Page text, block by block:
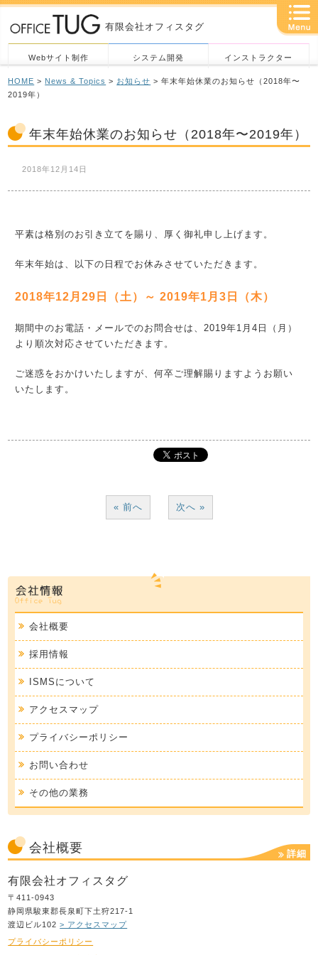
有限会社オフィスタグ
Webサイト制作 システム開発 インストラクター
HOME > News & Topics > お知らせ > 年末年始休業のお知らせ（2018年〜
2019年）
年末年始休業のお知らせ（2018年〜2019年）
2018年12月14日
平素は格別のお引き立てを賜り、厚く御礼申し上げます。
年末年始は、以下の日程でお休みさせていただきます。
2018年12月29日（土）～ 2019年1月3日（木）
期間中のお電話・メールでのお問合せは、2019年1月4日（月）
より順次対応させていただきます。
ご迷惑をおかけいたしますが、何卒ご理解賜りますようお願い
いたします。
« 前へ 次へ »
会社概要
採用情報
ISMSについて
アクセスマップ
プライバシーポリシー
お問い合わせ
その他の業務
会社概要 詳細
有限会社オフィスタグ
〒411-0943
静岡県駿東郡長泉町下土狩217-1
渡辺ビル102> アクセスマップ
プライバシーポリシー